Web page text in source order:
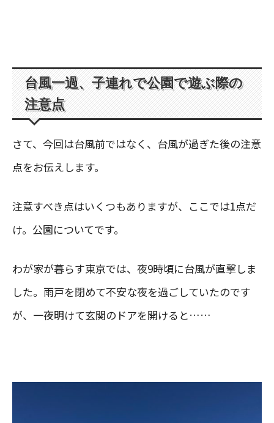
台風一過、子連れで公園で遊ぶ際の
注意点
さて、今回は台風前ではなく、台風が過ぎた後の注意
点をお伝えします。
注意すべき点はいくつもありますが、ここでは1点だ
け。公園についてです。
わが家が暮らす東京では、夜9時頃に台風が直撃しま
した。雨戸を閉めて不安な夜を過ごしていたのです
が、一夜明けて玄関のドアを開けると……